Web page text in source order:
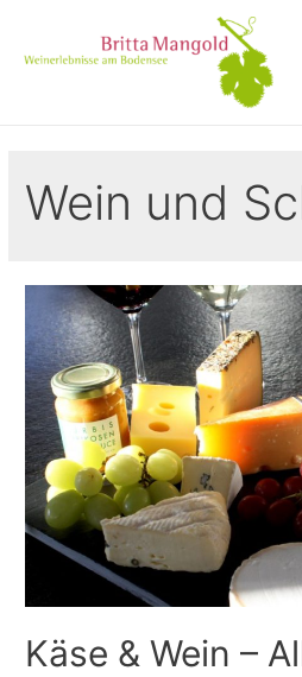
Wein und
Käse & Wein –